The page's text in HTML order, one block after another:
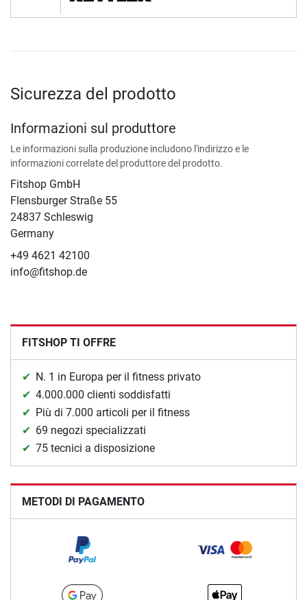
Sicurezza del prodotto
Informazioni sul produttore
Le informazioni sulla produzione includono l'indirizzo e le
informazioni correlate del produttore del prodotto.
Fitshop GmbH
Flensburger Straße 55
24837 Schleswig
Germany
+49 4621 42100
info@fitshop.de
FITSHOP TI OFFRE
N. 1 in Europa per il fitness privato
4.000.000 clienti soddisfatti
Più di 7.000 articoli per il fitness
69 negozi specializzati
75 tecnici a disposizione
METODI DI PAGAMENTO